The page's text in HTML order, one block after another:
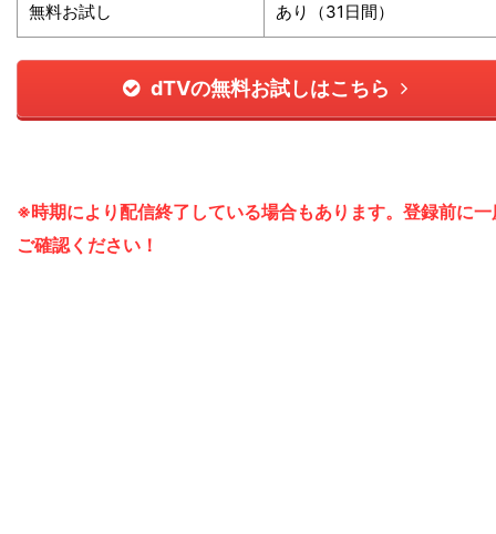
無料お試し あり（31日間）
dTVの無料お試しはこちら
※時期により配信終了している場合もあります。登録前に一
ご確認ください！